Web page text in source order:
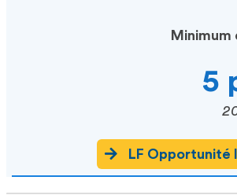
Minimum
5
LF